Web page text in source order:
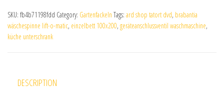
SKU: fb4b71198fdd Category: Gartenfackeln Tags: ard shop tatort dvd, brabantia
wäschespinne lift-o-matic, einzelbett 100x200, geräteanschlussventil waschmaschine,
küche unterschrank
DESCRIPTION